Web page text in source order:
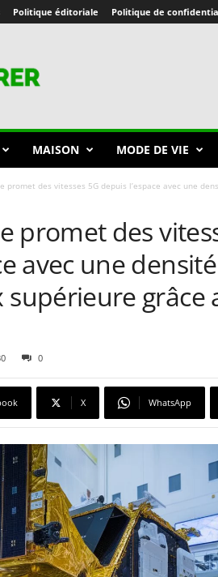
Politique éditoriale Politique de
MAISON MODE DE VIE
promet des vitesses 5G depuis l’espace avec une
promet des
avec une
supérieure grâce
0
X WhatsApp